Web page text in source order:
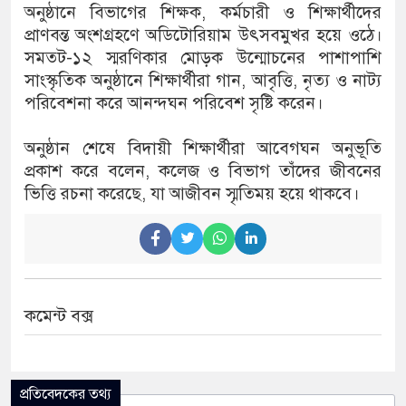
অনুষ্ঠানে বিভাগের শিক্ষক, কর্মচারী ও শিক্ষার্থীদের
প্রাণবন্ত অংশগ্রহণে অডিটোরিয়াম উৎসবমুখর হয়ে ওঠে।
সমতট-১২ স্মরণিকার মোড়ক উন্মোচনের পাশাপাশি
সাংস্কৃতিক অনুষ্ঠানে শিক্ষার্থীরা গান, আবৃত্তি, নৃত্য ও নাট্য
পরিবেশনা করে আনন্দঘন পরিবেশ সৃষ্টি করেন।
অনুষ্ঠান শেষে বিদায়ী শিক্ষার্থীরা আবেগঘন অনুভূতি
প্রকাশ করে বলেন, কলেজ ও বিভাগ তাঁদের জীবনের
ভিত্তি রচনা করেছে, যা আজীবন স্মৃতিময় হয়ে থাকবে।
কমেন্ট বক্স
প্রতিবেদকের তথ্য